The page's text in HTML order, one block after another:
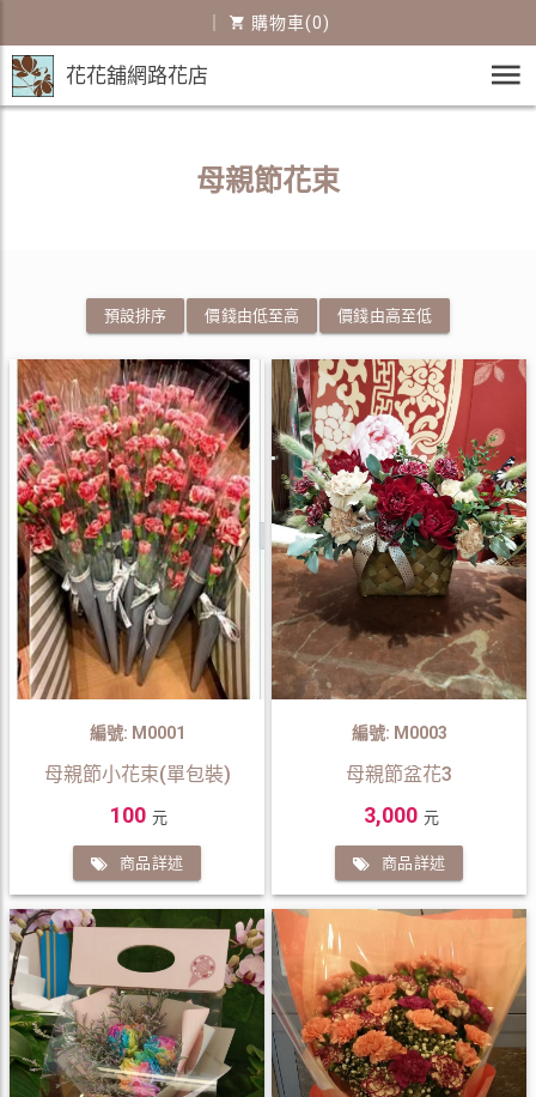
購物車(0)
花花舖網路花店
母親節花束
預設排序 價錢由低至高 價錢由高至低
編號: M0001
母親節小花束(單包裝)
100 元
商品詳述
編號: M0003
母親節盆花3
3,000 元
商品詳述